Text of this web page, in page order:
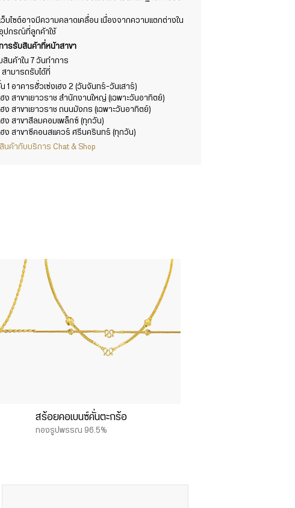
บไซต์อาจมีความคลาดเคลื่อน เนื่องจากความแตกต่างใน
ปกรณ์ที่ลูกค้าใช้
ารรับสินค้าที่หน้าสาขา
สินค้าใน 7 วันทำการ
ามารถรับได้ที่
1 อาคารฮั่วเซ่งเฮง 2 (วันจันทร์-วันเสาร์)
ง สาขาเยาวราช สำนักงานใหญ่ (เฉพาะวันอาทิตย์)
ง สาขาเยาวราช ถนนมังกร (เฉพาะวันอาทิตย์)
ง สาขาสีลมคอมเพล็กซ์ (ทุกวัน)
ฮง สาขาซีคอนสแควร์ ศรีนครินทร์ (ทุกวัน)
ค้ากับบริการ Chat & Shop
สร้อยคอเบนซ์คั่นตะกร้อ
ทองรูปพรรณ 96.5%